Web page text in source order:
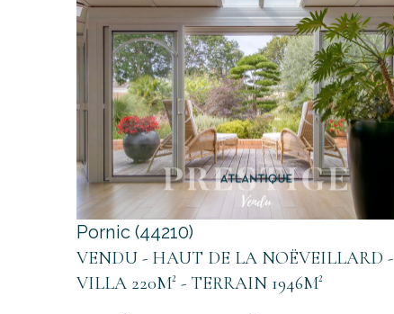
voir le bien
Pornic (44210)
VENDU - HAUT DE LA NOËVEILLARD -
VILLA 220M² - TERRAIN 1946M²